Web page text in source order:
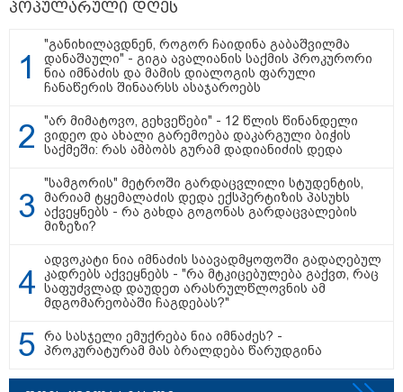
გამორიყა" - რა კადრები
სექტემბრიდან ამოქმედდება და
შეეხებათ! - საქართველოს
ეროვნული ბანკი განცხადებას
ავრცელებს
"ძირს დააგდეს, თავი ასფალტზე
არტყმევინეს, აღენიშნება უამრავი
- რას ჰყვება ადვოკატი კურიერზე,
რომელსაც არასრულწლოვანები
ფიზიკურად გაუსწორდნენ?
"ფოტოსურათი, რომელზეც ახლა
ერთმა მეგობარმა გამომიგზავნა..."
- ეკა კუპატაძე
პოპულარული დღეს
"განიხილავდნენ, როგორ ჩაიდინა გაბაშვილმა
დანაშაული" - გიგა ავალიანის საქმის პროკურორი
ნია იმნაძის და მამის დიალოგის ფარული
ჩანაწერის შინაარსს ასაჯაროებს
"არ მიმატოვო, გეხვეწები" - 12 წლის წინანდელი
ვიდეო და ახალი გარემოება დაკარგული ბიჭის
საქმეში: რას ამბობს გურამ დადიანიძის დედა
"სამგორის" მეტროში გარდაცვლილი სტუდენტის,
მარიამ ტყემალაძის დედა ექსპერტიზის პასუხს
აქვეყნებს - რა გახდა გოგონას გარდაცვალების
მიზეზი?
ადვოკატი ნია იმნაძის საავადმყოფოში გადაღებულ
კადრებს აქვეყნებს - "რა მტკიცებულება გაქვთ, რაც
საფუძვლად დაუდეთ არასრულწლოვნის ამ
მდგომარეობაში ჩაგდებას?"
რა სასჯელი ემუქრება ნია იმნაძეს? -
პროკურატურამ მას ბრალდება წარუდგინა